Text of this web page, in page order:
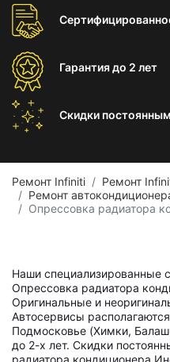
Гарантиядо 2 лет
Скидки постоянным
Ремонт Infiniti
Ремонт
Ремонт
Опрессовка радиатора
Наши специализированные
Опрессовка радиатора
Оригинальные и
Автосервисы
Подмосковье (Химки,
до 2-х лет. Скидки
радиатора кондиционера